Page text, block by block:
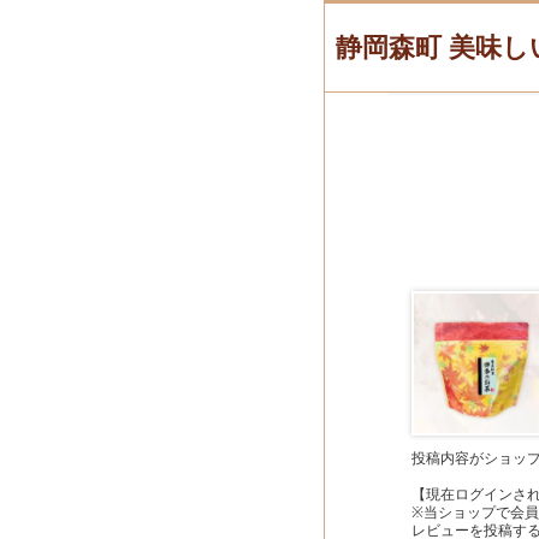
静岡森町 美味
投稿内容がショッ
【現在ログインさ
※当ショップで会
レビューを投稿す